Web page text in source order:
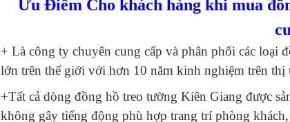
Ưu Điểm Cho khách hàng khi mua
+ Là công ty chuyên cung cấp và phân phối các loại
lớn trên thế giới với hơn 10 năm kinh nghiệm trên
+Tất cả dòng đồng hồ treo tường Kiên Giang được
không gây tiếng động phù hợp trang trí phòng